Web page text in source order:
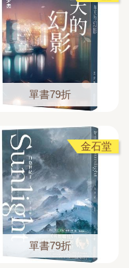
單書79折
金石堂
單書79折